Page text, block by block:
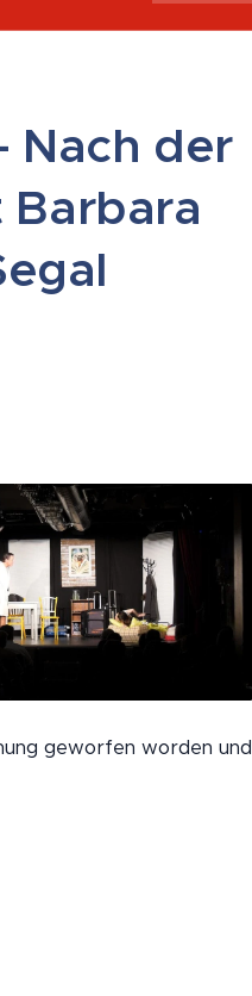
Nach der
geworfen worden und